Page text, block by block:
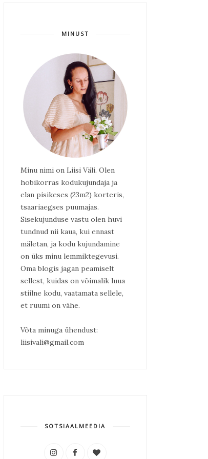
MINUST
Minu nimi on Liisi Väli. Olen
hobikorras kodukujundaja ja
elan pisikeses (23m2) korteris,
tsaariaegses puumajas.
Sisekujunduse vastu olen huvi
tundnud nii kaua, kui ennast
mäletan, ja kodu kujundamine
on üks minu lemmiktegevusi.
Oma blogis jagan peamiselt
sellest, kuidas on võimalik luua
stiilne kodu, vaatamata sellele,
et ruumi on vähe.
Võta minuga ühendust:
liisivali@gmail.com
SOTSIAALMEEDIA